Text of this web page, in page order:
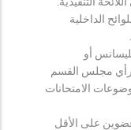
الداخلية
أو
رأي مجلس القسم
الامتحانات
على الأقل